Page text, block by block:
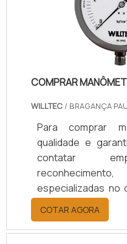
entre elas após o
juntas
entre elas, e a
objetos
COMPRAR
WILLTEC / BRAGANÇA
Para comprar
qualidade e
contatar
especializadas no
de componentes
para linha
é possível ter a
COTAR AGORA